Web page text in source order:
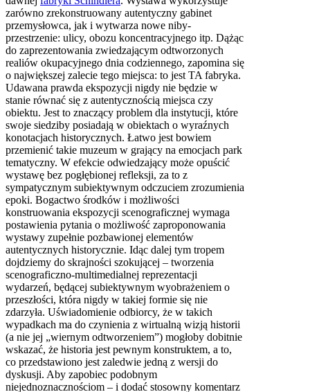
zarówno zrekonstruowany autentyczny gabinet
przemysłowca, jak i wytwarza nowe niby-
przestrzenie: ulicy, obozu koncentracyjnego itp. Dążąc
do zaprezentowania zwiedzającym odtworzonych
realiów okupacyjnego dnia codziennego, zapomina się
o największej zalecie tego miejsca: to jest TA fabryka.
Udawana prawda ekspozycji nigdy nie będzie w
stanie równać się z autentycznością miejsca czy
obiektu. Jest to znaczący problem dla instytucji, które
swoje siedziby posiadają w obiektach o wyraźnych
konotacjach historycznych. Łatwo jest bowiem
przemienić takie muzeum w grający na emocjach park
tematyczny. W efekcie odwiedzający może opuścić
wystawę bez pogłębionej refleksji, za to z
sympatycznym subiektywnym odczuciem zrozumienia
epoki. Bogactwo środków i możliwości
konstruowania ekspozycji scenograficznej wymaga
postawienia pytania o możliwość zaproponowania
wystawy zupełnie pozbawionej elementów
autentycznych historycznie. Idąc dalej tym tropem
dojdziemy do skrajności szokującej – tworzenia
scenograficzno-multimedialnej reprezentacji
wydarzeń, będącej subiektywnym wyobrażeniem o
przeszłości, która nigdy w takiej formie się nie
zdarzyła. Uświadomienie odbiorcy, że w takich
wypadkach ma do czynienia z wirtualną wizją historii
(a nie jej „wiernym odtworzeniem”) mogłoby dobitnie
wskazać, że historia jest pewnym konstruktem, a to,
co przedstawiono jest zaledwie jedną z wersji do
dyskusji. Aby zapobiec podobnym
niejednoznacznościom – i dodać stosowny komentarz